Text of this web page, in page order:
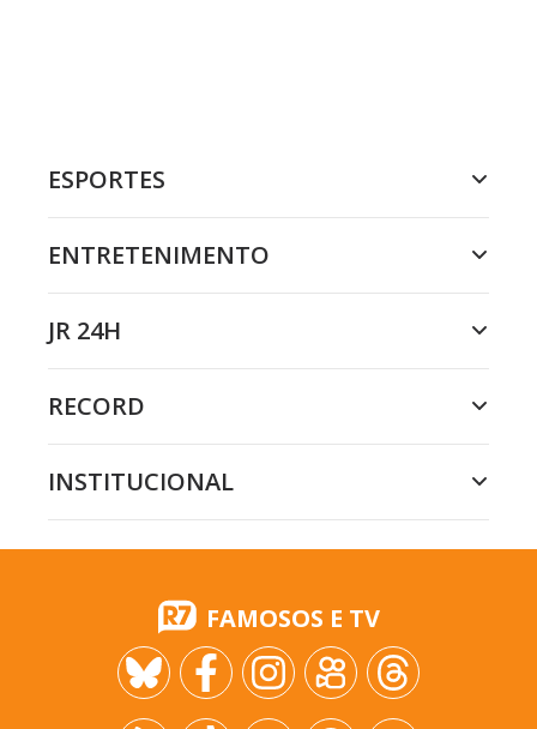
ESPORTES
ENTRETENIMENTO
JR 24H
RECORD
INSTITUCIONAL
FAMOSOS E TV